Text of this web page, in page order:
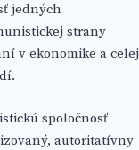
jedných
strany
v ekonomike a celej
spoločnosť
autoritatívny